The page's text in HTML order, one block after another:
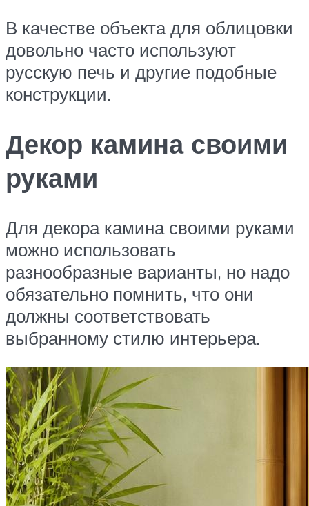
В качестве объекта для облицовки
довольно часто используют
русскую печь и другие подобные
конструкции.
Декор камина своими
руками
Для декора камина своими руками
можно использовать
разнообразные варианты, но надо
обязательно помнить, что они
должны соответствовать
выбранному стилю интерьера.